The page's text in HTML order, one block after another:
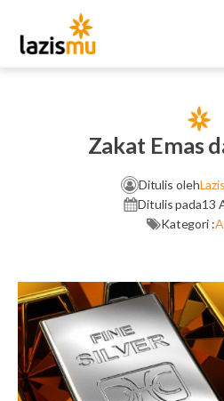
Zakat Emas
Ditulis oleh
Ditulis pada13
Kategori :